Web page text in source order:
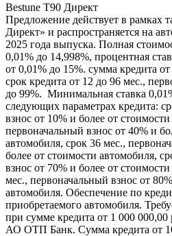
Bestune T90 Директ
Предложение действует в рамках
Директ» и распространяется на
2025 года выпуска. Полная
0,01% до 14,998%, процентная
от 0,01% до 15%. сумма кредита
срок кредита от 12 до 96 мес.,
до 99%. Минимальная ставка
следующих параметрах кредита:
взнос от 10% и более от
первоначальный взнос от 40% и
автомобиля, срок 36 мес.,
более от стоимости автомобиля,
взнос от 70% и более от
мес., первоначальный взнос от
автомобиля. Обеспечение по
приобретаемого автомобиля.
при сумме кредита от 1 000 000,00
АО ОТП Банк. Сумма кредита от